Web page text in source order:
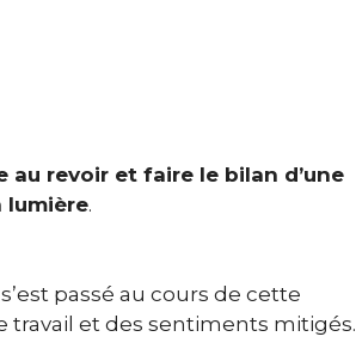
au revoir et faire le bilan d’une
lumière.
passé au cours de cette
travail et des sentiments mitigés.